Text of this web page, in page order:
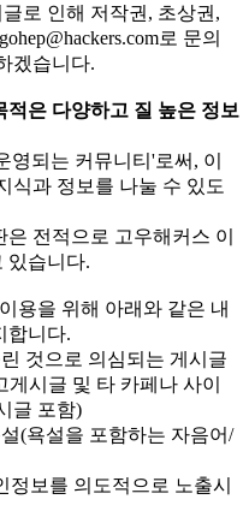
로 인해 저작권, 초상권,
gohep@hackers.com로 문의
겠습니다.
은 다양하고 질 높은 정보
영되는 커뮤니티'로써, 이
식과 정보를 나눌 수 있도
전적으로 고우해커스 이
있습니다.
용을 위해 아래와 같은 내
합니다.
것으로 의심되는 게시글
시글 및 타 카페나 사이
글 포함)
(욕설을 포함하는 자음어/
보를 의도적으로 노출시